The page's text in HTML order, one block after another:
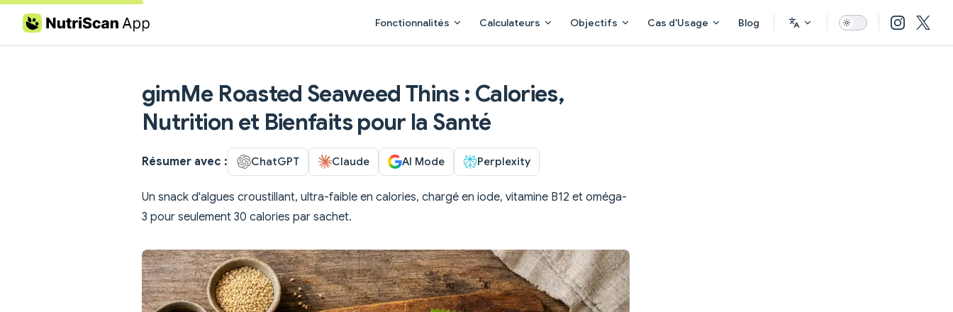
Skip to content Fonctionnalités Calculateurs Objectifs Cas d'Usage Blog
gimMe Roasted Seaweed Thins : Calories,
Nutrition et Bienfaits pour la Santé
Résumer avec : ChatGPT Claude AI Mode Perplexity
Un snack d'algues croustillant, ultra-faible en calories, chargé en iode, vitamine B12 et oméga-
3 pour seulement 30 calories par sachet.